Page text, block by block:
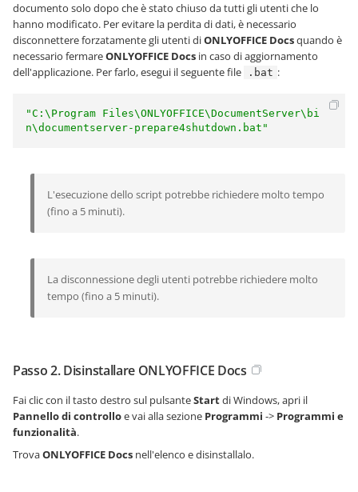
documento solo dopo che è stato chiuso da tutti gli utenti che lo
hanno modificato. Per evitare la perdita di dati, è necessario
disconnettere forzatamente gli utenti diONLYOFFICE Docsquando è
necessario fermareONLYOFFICE Docs in caso di aggiornamento
dell'applicazione. Per farlo, esegui il seguente file
.bat :
"C:\Program Files\ONLYOFFICE\DocumentServer\bi
n\documentserver-prepare4shutdown.bat"
L'esecuzione dello script potrebbe richiedere molto tempo
(fino a 5 minuti).
La disconnessione degli utenti potrebbe richiedere molto
tempo (fino a 5 minuti).
Passo 2. Disinstallare ONLYOFFICE Docs
Fai clic con il tasto destro sul pulsanteStartdi Windows, apri il
Pannello di controlloe vai alla sezione Programmi -> Programmi e
funzionalità.
TrovaONLYOFFICE Docs nell'elenco e disinstallalo.